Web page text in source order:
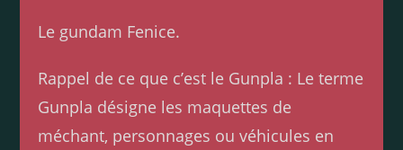
Le gundam Fenice.
Rappel de ce que c’est le Gunpla : Le terme
Gunpla désigne les maquettes de
méchant, personnages ou véhicules en